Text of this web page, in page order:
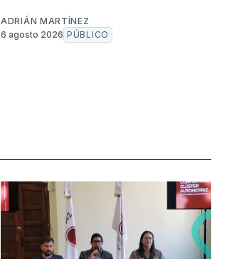
ADRIÁN MARTÍNEZ
6 agosto 2026 PÚBLICO